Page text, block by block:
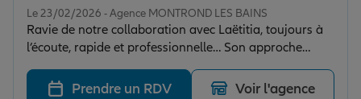
Le 23/02/2026 - Agence MONTROND LES BAINS
Ravie de notre collaboration avec Laëtitia, toujours à
l’écoute, rapide et professionnelle… Son approche
personnalisée fait toute la différence !
Prendre un RDV Voir l'agence